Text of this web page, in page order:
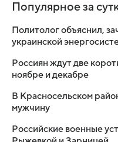
Популярное за
Политолог объяснил,
украинской
Россиян ждут две
ноябре и декабре
В Красносельском
мужчину
Российские военные